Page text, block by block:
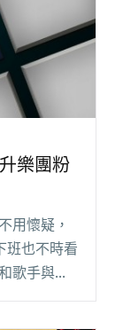
樂團粉
用懷疑，
班也不時看
歌手與樂
最有效的